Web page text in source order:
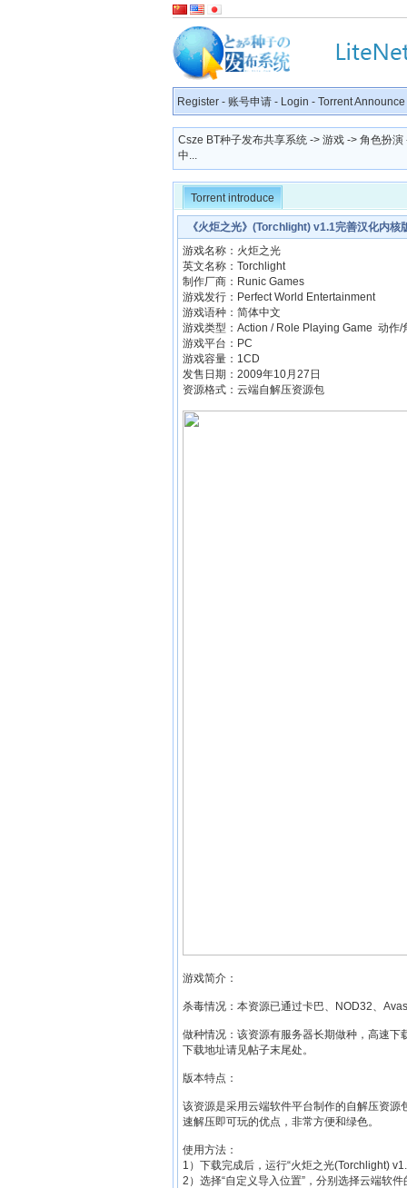
Register - 账号申请 - Login - Torrent Announce
Csze BT种子发布共享系统 -> 游戏 -> 角色扮演
中...
Torrent introduce
《火炬之光》(Torchlight) v1.1完善汉化内
游戏名称：火炬之光
英文名称：Torchlight
制作厂商：Runic Games
游戏发行：Perfect World Entertainment
游戏语种：简体中文
游戏类型：Action / Role Playing Game 动作/
游戏平台：PC
游戏容量：1CD
发售日期：2009年10月27日
资源格式：云端自解压资源包
游戏简介：
杀毒情况：本资源已通过卡巴、NOD32、
做种情况：该资源有服务器长期做种，高速
下载地址请见帖子末尾处。
版本特点：
该资源是采用云端软件平台制作的自解压资
速解压即可玩的优点，非常方便和绿色。
使用方法：
1）下载完成后，运行“火炬之光(Torchlight)
2）选择“自定义导入位置”，分别选择云端软